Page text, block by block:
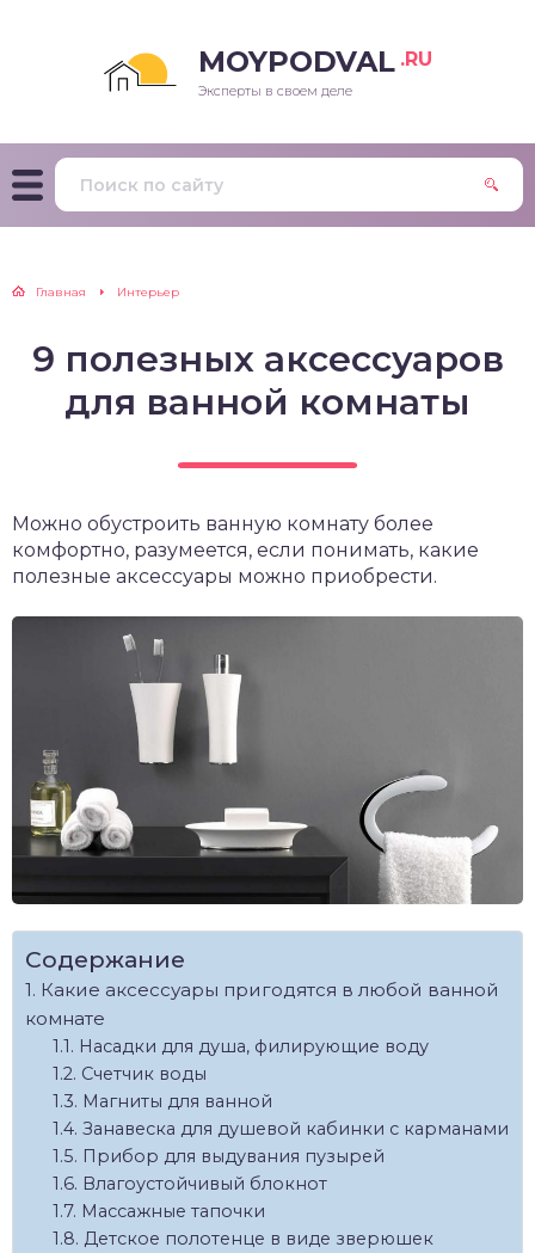
MOYPODVAL .RU
Эксперты в своем деле
Главная Интерьер
9 полезных аксессуаров
для ванной комнаты
Можно обустроить ванную комнату более
комфортно, разумеется, если понимать, какие
полезные аксессуары можно приобрести.
Содержание
Какие аксессуары пригодятся в любой ванной
комнате
Насадки для душа, филирующие воду
Счетчик воды
Магниты для ванной
Занавеска для душевой кабинки с карманами
Прибор для выдувания пузырей
Влагоустойчивый блокнот
Массажные тапочки
Детское полотенце в виде зверюшек